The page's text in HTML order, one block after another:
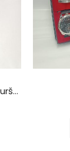
Muški sat i narukvica – hirurški čelik